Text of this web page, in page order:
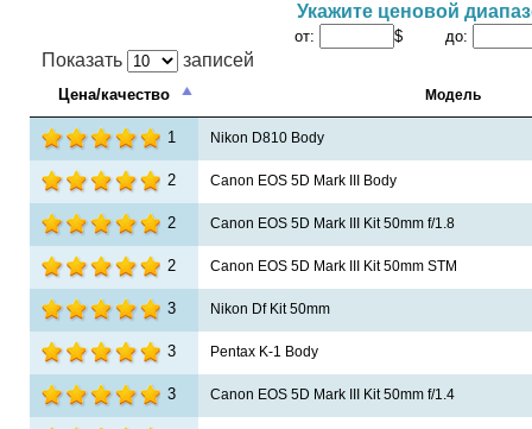
Укажите ценовой
от: $ до:
Показать записей
Цена/качество Модель
1 Nikon D810 Body
2 Canon EOS 5D Mark III Body
2 Canon EOS 5D Mark III Kit 50mm f/1.8
2 Canon EOS 5D Mark III Kit 50mm STM
3 Nikon Df Kit 50mm
3 Pentax K-1 Body
3 Canon EOS 5D Mark III Kit 50mm f/1.4